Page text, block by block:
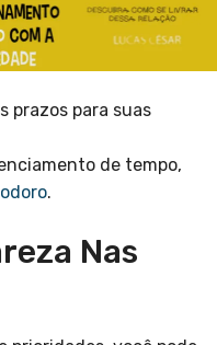
prazos para suas
de tempo,
.
Nas